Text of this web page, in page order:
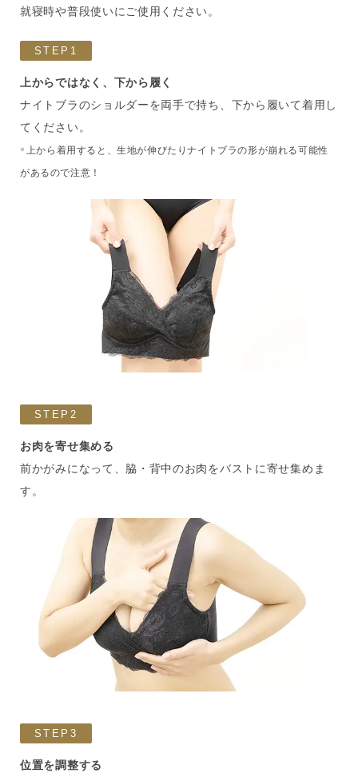
就寝時や普段使いにご使用ください。
STEP1
上からではなく、下から履く
ナイトブラのショルダーを両手で持ち、下から履いて着用し
てください。
※
上から着用すると、生地が伸びたりナイトブラの形が崩れる可能性
があるので注意！
STEP2
お肉を寄せ集める
前かがみになって、脇・背中のお肉をバストに寄せ集めま
す。
STEP3
位置を調整する